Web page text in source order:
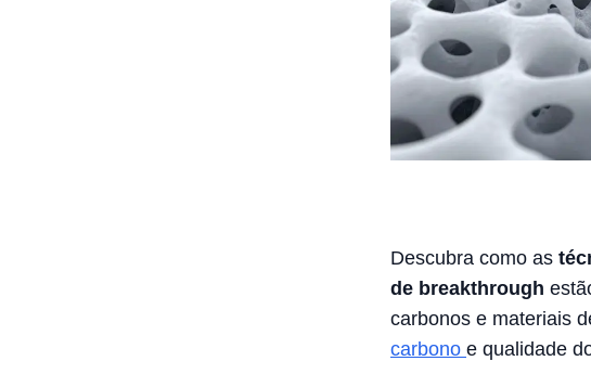
Descubra como as
de breakthrough
carbonos e materiais
carbono e qualidade